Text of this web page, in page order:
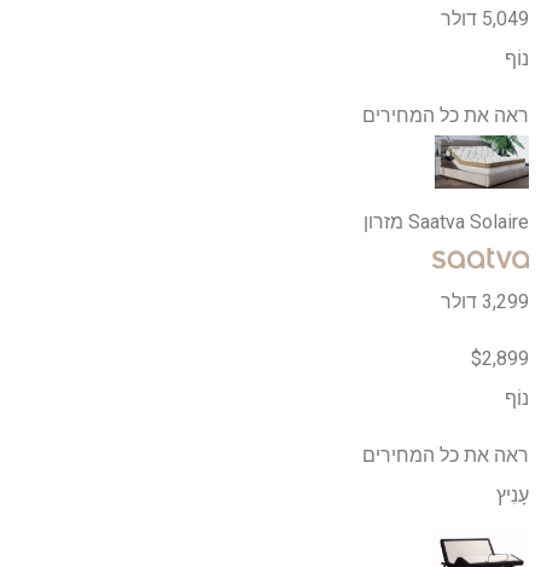
5,049 דולר
נוֹף
ראה את כל המחירים
Saatva Solaire מזרון
3,299 דולר
$2,899
נוֹף
ראה את כל המחירים
עָנִיץ